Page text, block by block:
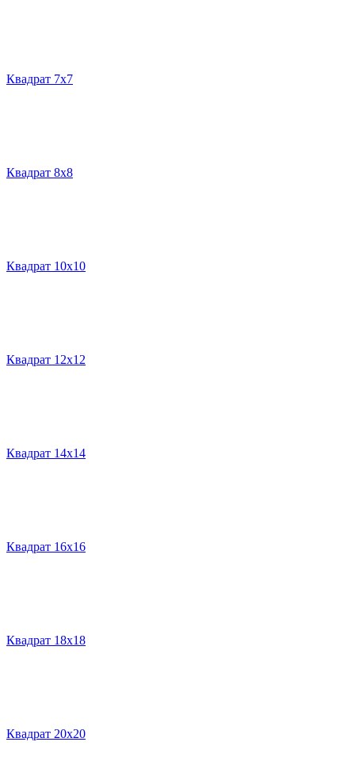
Квадрат 7х7
Квадрат 8х8
Квадрат 10х10
Квадрат 12х12
Квадрат 14х14
Квадрат 16х16
Квадрат 18х18
Квадрат 20х20